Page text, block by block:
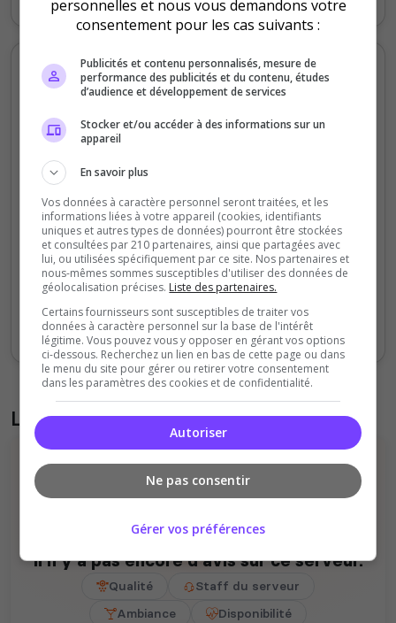
Votes et clics mensuels
0
100
200
Sept Oct Nov Déc Jan Fév Mars Avr Mai
Votes Clics
Liste des avis du serveur
Il n'y a pas encore d'avis sur ce serveur.
Qualité
Staff du serveur
Ambiance
Disponibilité
personnelles et nous vous demandons votre
consentement pour les cas suivants :
Publicités et contenu personnalisés, mesure de
performance des publicités et du contenu, études
d’audience et développement de services
Stocker et/ou accéder à des informations sur un
appareil
En savoir plus
Vos données à caractère personnel seront traitées, et les
informations liées à votre appareil (cookies, identifiants
uniques et autres types de données) pourront être stockées
et consultées par 210 partenaires, ainsi que partagées avec
lui, ou utilisées spécifiquement par ce site. Nos partenaires et
nous-mêmes sommes susceptibles d'utiliser des données de
géolocalisation précises. Liste des partenaires.
Certains fournisseurs sont susceptibles de traiter vos
données à caractère personnel sur la base de l'intérêt
légitime. Vous pouvez vous y opposer en gérant vos options
ci-dessous. Recherchez un lien en bas de cette page ou dans
le menu du site pour gérer ou retirer votre consentement
dans les paramètres des cookies et de confidentialité.
Autoriser
Ne pas consentir
Gérer vos préférences